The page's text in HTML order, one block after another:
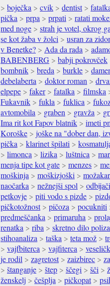
> boječka > cvik > dentist>
pička > prpa > prpati > ratati
med noge > strah je votel, okrog
se kot žaba v žolci > usran za
v Benetke? > Ada da rada >
BABENBERG > babji pokrovček
bombnik > breda > burkle >
debelaberta > doktor roman >
elpepe > faker> fatalka > filmska
Fukavnik > fukla > fuklica >
avtomobila > graben > gravža >
Ima rit kot Fapov blatnik > imeti
Koroške > joške na "dober dan,
pička > klarinet špilati >
> limonca > lizika > luštnica >
menja tipe kot gate > menzes >
moškinja > moškizjoški >
naočarka > nežnejši spol > odbijači
petkovje > piti vodo s pizde >
pičkotožnost> pičoza > pocukniti
predmeščanka > primaruha >
renatka > riba > skretno dilo
stihoanaliza > taška > teta mož >
> vajfbiterca > vajfiterca >
je rodil > zagretost> zaizbirec >
> štanganje > štep > ščegi > šči >
ženskelj > češplja > pičkopat>